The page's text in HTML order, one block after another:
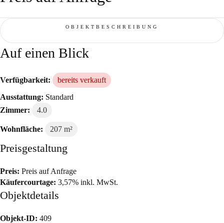
OBJEKTBESCHREIBUNG
Auf einen Blick
Verfügbarkeit:
bereits verkauft
Ausstattung: Standard
Zimmer:
4.0
Wohnfläche: 207 m²
Preisgestaltung
Preis: Preis auf Anfrage
Käufercourtage: 3,57% inkl. MwSt.
Objektdetails
Objekt-ID: 409